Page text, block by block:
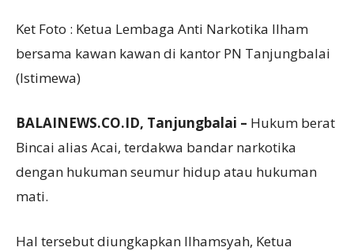
Ket Foto : Ketua Lembaga Anti Narkotika Ilham
bersama kawan kawan di kantor PN Tanjungbalai
(Istimewa)
BALAINEWS.CO.ID, Tanjungbalai – Hukum berat
Bincai alias Acai, terdakwa bandar narkotika
dengan hukuman seumur hidup atau hukuman
mati.
Hal tersebut diungkapkan Ilhamsyah, Ketua